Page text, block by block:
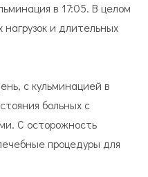
в 17:05. В целом
и длительных
с кульминацией в
больных с
С осторожность
процедуры для